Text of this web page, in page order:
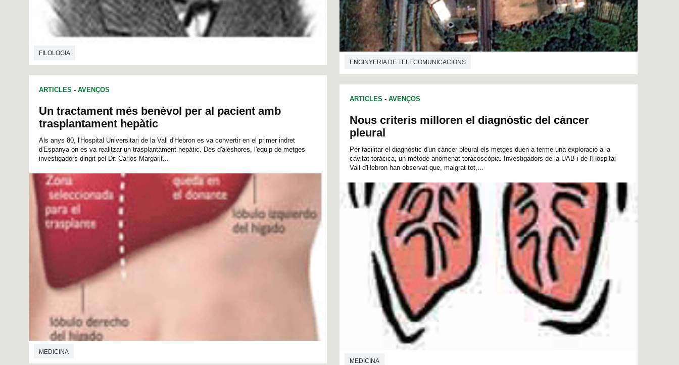
FILOLOGIA
ARTICLES - AVENÇOS
Un tractament més benèvol per al pacient amb
trasplantament hepàtic
Als anys 80, l'Hospital Universitari de la Vall d'Hebron es va convertir en el primer indret
d'Espanya on es va realitzar un trasplantament hepàtic. Des d'aleshores, l'equip de metges
investigadors dirigit pel Dr. Carlos Margarit...
MEDICINA
ENGINYERIA DE TELECOMUNICACIONS
ARTICLES - AVENÇOS
Nous criteris milloren el diagnòstic del càncer
pleural
Per facilitar el diagnòstic d'un càncer pleural els metges duen a terme una exploració a la
cavitat toràcica, un mètode anomenat toracoscòpia. Investigadors de la UAB i de l'Hospital
Vall d'Hebron han observat que, malgrat tot,...
MEDICINA